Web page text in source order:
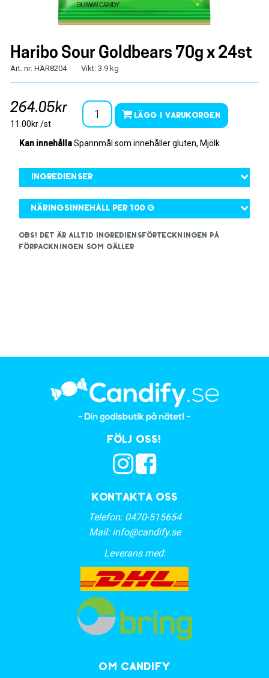
Haribo Sour Goldbears 70g x 24st
Art. nr: HAR8204 Vikt: 3.9 kg
264.05kr
11.00kr /st
Lägg i varukorgen
Kan innehållaSpannmål som innehåller gluten, Mjölk
Ingredienser
Näringsinnehåll per 100 g
OBS! Det är alltid ingrediensförteckningen på
förpackningen som gäller
Kontakta oss
Telefon: 0470-515654
Mail: info@candify.se
Leverans med:
Följ oss!
OM CANDIFY